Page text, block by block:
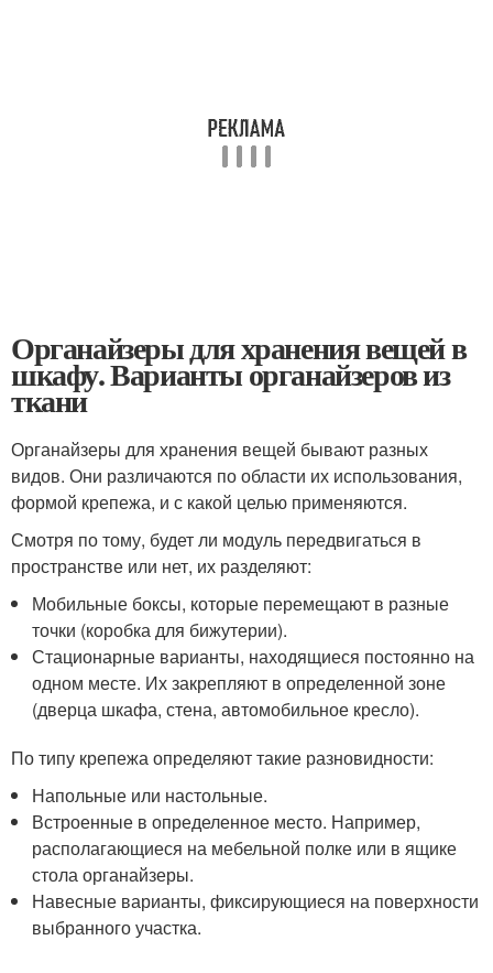
Органайзеры для хранения вещей в
шкафу. Варианты органайзеров из
ткани
Органайзеры для хранения вещей бывают разных
видов. Они различаются по области их использования,
формой крепежа, и с какой целью применяются.
Смотря по тому, будет ли модуль передвигаться в
пространстве или нет, их разделяют:
Мобильные боксы, которые перемещают в разные
точки (коробка для бижутерии).
Стационарные варианты, находящиеся постоянно на
одном месте. Их закрепляют в определенной зоне
(дверца шкафа, стена, автомобильное кресло).
По типу крепежа определяют такие разновидности:
Напольные или настольные.
Встроенные в определенное место. Например,
располагающиеся на мебельной полке или в ящике
стола органайзеры.
Навесные варианты, фиксирующиеся на поверхности
выбранного участка.